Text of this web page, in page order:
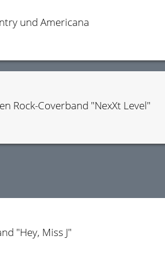
und Americana
Rock-Coverband "NexXt Level"
"Hey, Miss J"